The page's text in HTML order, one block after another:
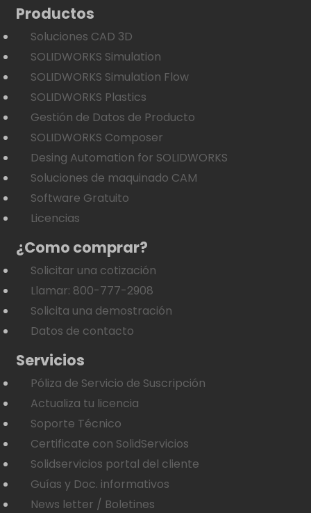
Productos
Soluciones CAD 3D
SOLIDWORKS Simulation
SOLIDWORKS Simulation Flow
SOLIDWORKS Plastics
Gestión de Datos de Producto
SOLIDWORKS Composer
Desing Automation for SOLIDWORKS
Soluciones de maquinado CAM
Software Gratuito
Licencias
¿Como comprar?
Solicitar una cotización
Llamar: 800-777-2908
Solicita una demostración
Datos de contacto
Servicios
Póliza de Servicio de Suscripción
Actualiza tu licencia
Soporte Técnico
Certificate con SolidServicios
Solidservicios portal del cliente
Guías y Doc. informativos
News letter / Boletines